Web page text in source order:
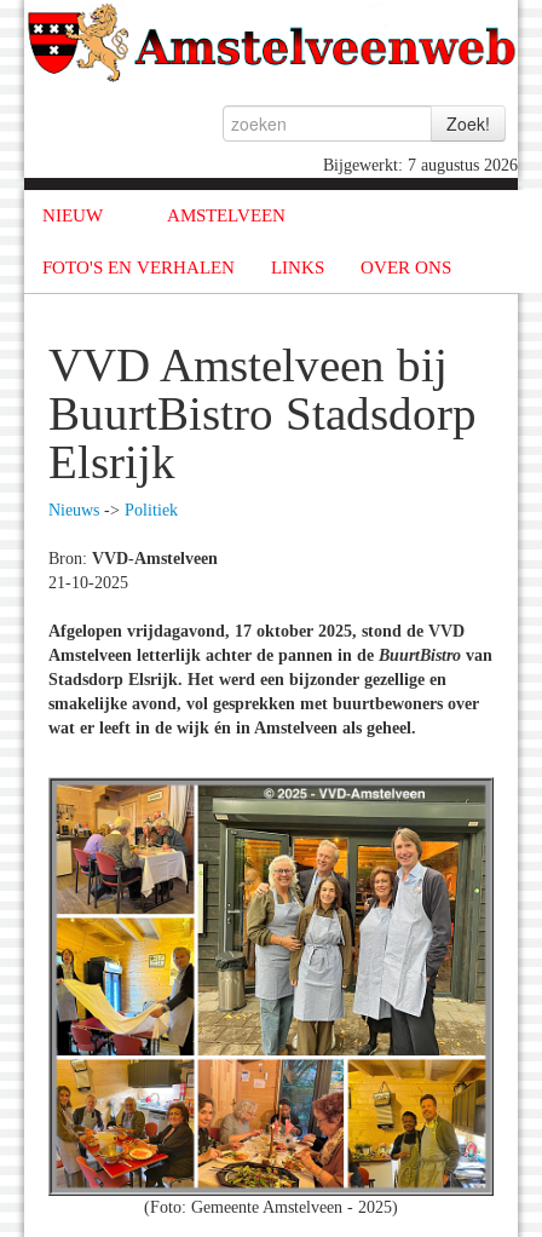
Bijgewerkt: 7 augustus 2026
NIEUW AMSTELVEEN
FOTO'S EN VERHALEN LINKS OVER ONS
VVD Amstelveen bij
BuurtBistro Stadsdorp
Elsrijk
Nieuws -> Politiek
Bron: VVD-Amstelveen
21-10-2025
Afgelopen vrijdagavond, 17 oktober 2025, stond de VVD
Amstelveen letterlijk achter de pannen in de BuurtBistro van
Stadsdorp Elsrijk. Het werd een bijzonder gezellige en
smakelijke avond, vol gesprekken met buurtbewoners over
wat er leeft in de wijk én in Amstelveen als geheel.
(Foto: Gemeente Amstelveen - 2025)